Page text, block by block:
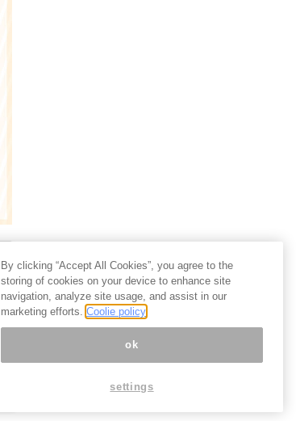
By clicking “Accept All Cookies”, you agree to the
storing of cookies on your device to enhance site
navigation, analyze site usage, and assist in our
marketing efforts. Coolie policy
ok
settings